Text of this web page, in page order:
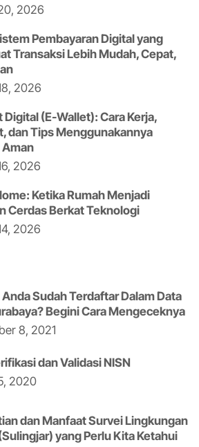
2026
Pembayaran Digital yang
Transaksi Lebih Mudah, Cepat,
2026
Digital (E-Wallet): Cara Kerja,
dan Tips Menggunakannya
2026
Ketika Rumah Menjadi
Cerdas Berkat Teknologi
2026
Sudah Terdaftar Dalam Data
Begini Cara Mengeceknya
8, 2021
dan Validasi NISN
2020
dan Manfaat Survei Lingkungan
yang Perlu Kita Ketahui